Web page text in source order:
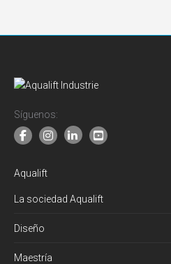
Síguenos:
Aqualift
La sociedad Aqualift
Diseño
Maestría